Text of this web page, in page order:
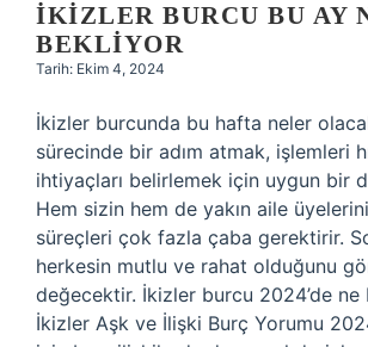
İKIZLER BURCU BU AY
BEKLIYOR
Tarih: Ekim 4, 2024
İkizler burcunda bu hafta neler
sürecinde bir adım atmak, işlemleri
ihtiyaçları belirlemek için uygun bir
Hem sizin hem de yakın aile
süreçleri çok fazla çaba gerektirir.
herkesin mutlu ve rahat olduğunu
değecektir. İkizler burcu 2024’de ne
İkizler Aşk ve İlişki Burç Yorumu